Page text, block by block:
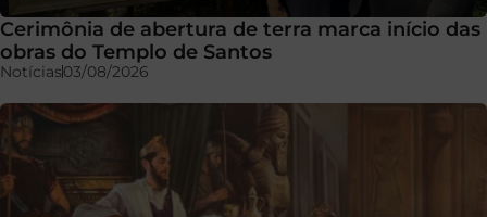
Cerimônia de abertura de terra marca início das
obras do Templo de Santos
Notícias03/08/2026